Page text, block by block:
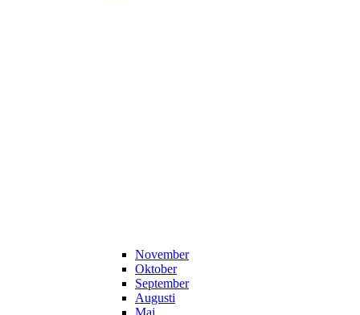
November
Oktober
September
Augusti
Maj